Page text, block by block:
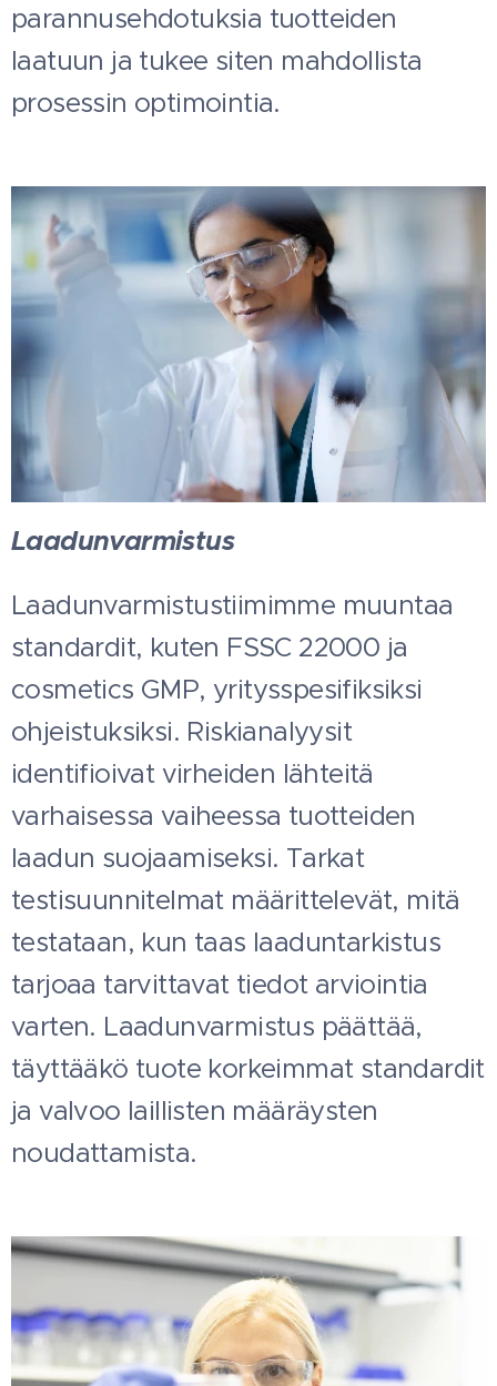
parannusehdotuksia tuotteiden
laatuun ja tukee siten mahdollista
prosessin optimointia.
Laadunvarmistus
Laadunvarmistustiimimme muuntaa
standardit, kuten FSSC 22000 ja
cosmetics GMP, yritysspesifiksiksi
ohjeistuksiksi. Riskianalyysit
identifioivat virheiden lähteitä
varhaisessa vaiheessa tuotteiden
laadun suojaamiseksi. Tarkat
testisuunnitelmat määrittelevät, mitä
testataan, kun taas laaduntarkistus
tarjoaa tarvittavat tiedot arviointia
varten. Laadunvarmistus päättää,
täyttääkö tuote korkeimmat standardit
ja valvoo laillisten määräysten
noudattamista.